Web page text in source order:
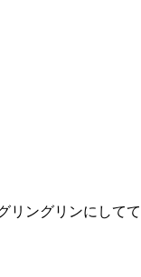
ングリンにして